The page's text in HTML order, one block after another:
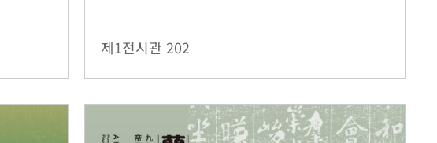
제1전시관 202